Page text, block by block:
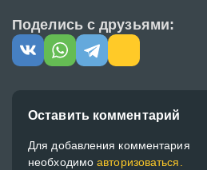
Поделись с друзьями:
Оставить комментарий
Для добавления комментария
необходимоавторизоваться.